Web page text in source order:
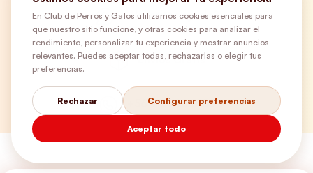
¿Necesitas ayuda?
Envíos Gratis
+56 9 5646 8188
En Club de Perros y Gatos utilizamos cookies esenciales para
que nuestro sitio funcione, y otras cookies para analizar el
rendimiento, personalizar tu experiencia y mostrar anuncios
relevantes. Puedes aceptar todas, rechazarlas o elegir tus
preferencias.
Rechazar Configurar preferencias
Aceptar todo